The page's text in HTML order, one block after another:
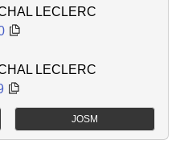
LECLERC
LECLERC
JOSM